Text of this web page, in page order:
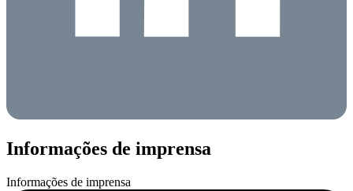
Informações de imprensa
Informações de imprensa